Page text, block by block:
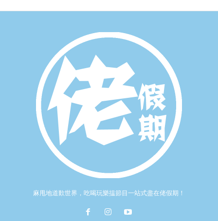
麻甩地道歎世界，吃喝玩樂揾節目一站式盡在佬假期！